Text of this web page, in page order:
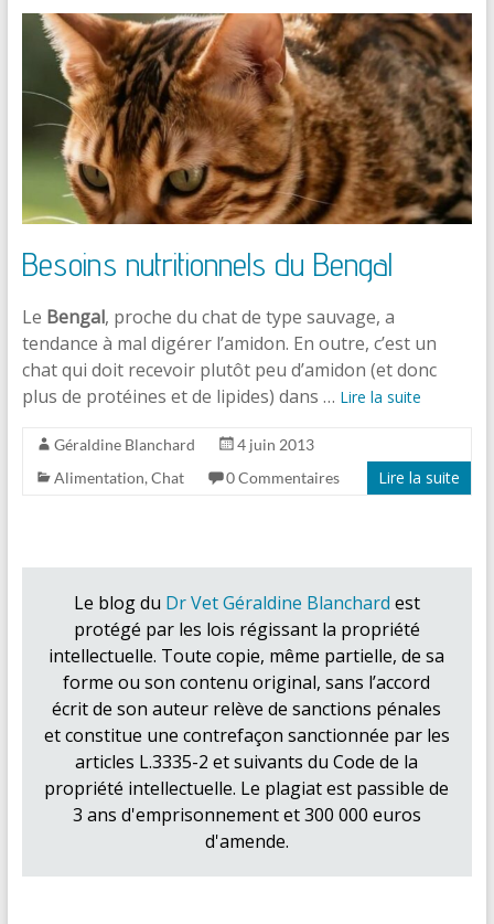
Besoins nutritionnels du Bengal
Le Bengal, proche du chat de type sauvage, a
tendance à mal digérer l’amidon. En outre, c’est un
chat qui doit recevoir plutôt peu d’amidon (et donc
plus de protéines et de lipides) dans … Lire la suite
Géraldine Blanchard
4 juin 2013
Alimentation, Chat 0 Commentaires Lire la suite
Le blog du Dr Vet Géraldine Blanchard est
protégé par les lois régissant la propriété
intellectuelle. Toute copie, même partielle, de sa
forme ou son contenu original, sans l’accord
écrit de son auteur relève de sanctions pénales
et constitue une contrefaçon sanctionnée par les
articles L.3335-2 et suivants du Code de la
propriété intellectuelle. Le plagiat est passible de
3 ans d'emprisonnement et 300 000 euros
d'amende.